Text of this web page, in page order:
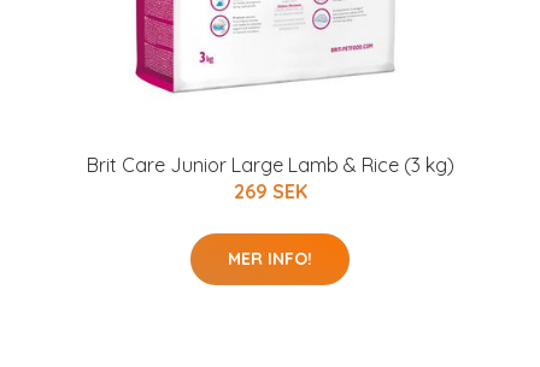
Brit Care Junior Large Lamb & Rice (3 kg)
269 SEK
MER INFO!